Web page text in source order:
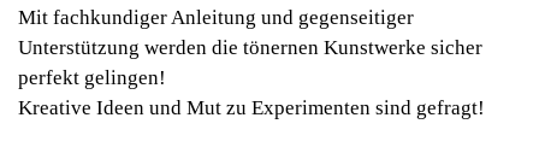
Mit fachkundiger Anleitung und gegenseitiger
Unterstützung werden die tönernen Kunstwerke sicher
perfekt gelingen!
Kreative Ideen und Mut zu Experimenten sind gefragt!